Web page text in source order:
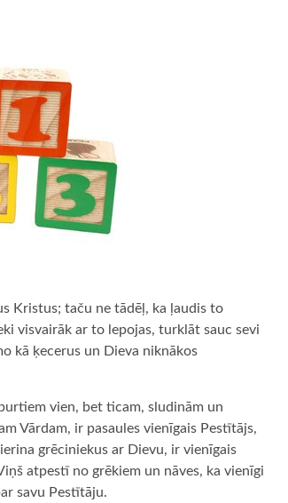
Kristus; taču ne tādēļ, ka ļaudis to
visvairāk ar to lepojas, turklāt sauc sevi
kā ķecerus un Dieva niknākos
vien, bet ticam, sludinām un
Vārdam, ir pasaules vienīgais Pestītājs,
grēciniekus ar Dievu, ir vienīgais
atpestī no grēkiem un nāves, ka vienīgi
savu Pestītāju.